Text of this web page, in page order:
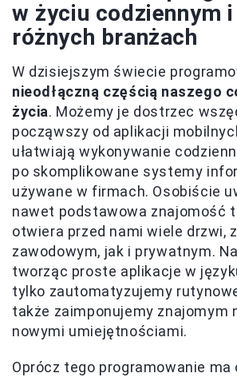
w życiu codziennym
różnych branżach
W dzisiejszym świecie
nieodłączną częścią naszego
życia. Możemy je dostrzec
począwszy od aplikacji
ułatwiają wykonywanie
po skomplikowane systemy
używane w firmach. Osobiście
nawet podstawowa znajomość
otwiera przed nami wiele drzwi,
zawodowym, jak i prywatnym.
tworząc proste aplikacje w
tylko zautomatyzujemy
także zaimponujemy znajomym
nowymi umiejętnościami.
Oprócz tego programowanie ma